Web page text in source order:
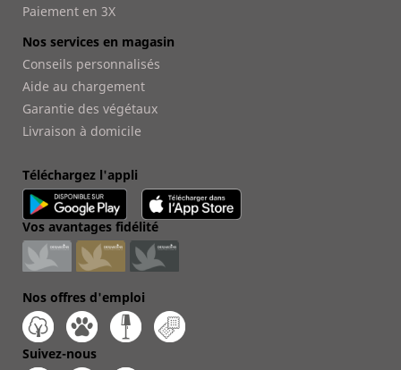
Paiement en 3X
Nos services en magasin
Conseils personnalisés
Aide au chargement
Garantie des végétaux
Livraison à domicile
Téléchargez l'appli
Vos avantages fidélité
Nos offres d'emploi
Suivez-nous